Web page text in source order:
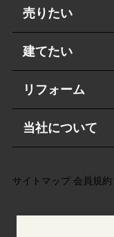
売りたい
建てたい
リフォーム
当社について
サイトマップ 会員規約